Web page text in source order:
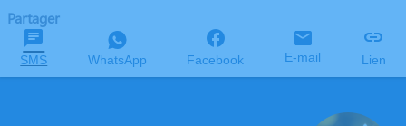
Partager
SMS WhatsApp Facebook E-mail Lien